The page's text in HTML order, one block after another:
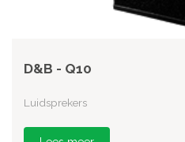
D&B - Q10
Luidsprekers